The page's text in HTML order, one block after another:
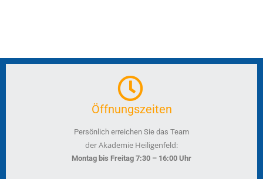
Öffnungszeiten
Persönlich erreichen Sie das Team
der Akademie Heiligenfeld:
Montag bis Freitag 7:30 – 16:00 Uhr